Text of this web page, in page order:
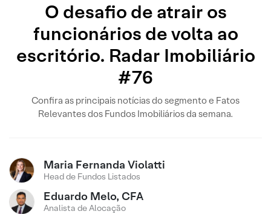
O desafio de atrair os
funcionários de volta ao
escritório. Radar Imobiliário
#76
Confira as principais notícias do segmento e Fatos
Relevantes dos Fundos Imobiliários da semana.
Maria Fernanda Violatti
Head de Fundos Listados
Eduardo Melo, CFA
Analista de Alocação